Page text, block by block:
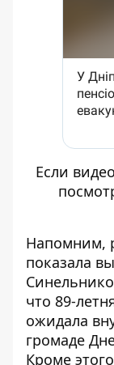
Если
Напомним,
показала
что 89-
ожидала
громаде
Кроме